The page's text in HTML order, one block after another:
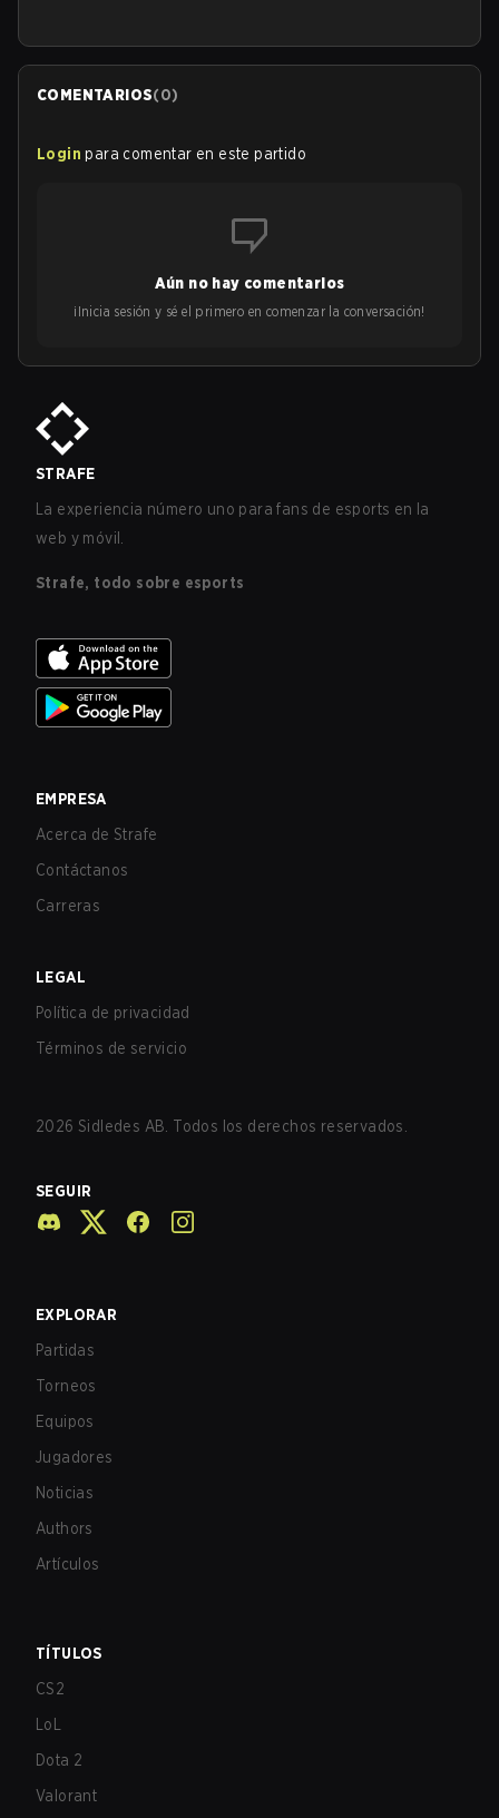
COMENTARIOS(0)
Login para comentar en este partido
Aún no hay comentarios
¡Inicia sesión y sé el primero en comenzar la conversación!
STRAFE
La experiencia número uno para fans de esports en la
web y móvil.
Strafe, todo sobre esports
EMPRESA
Acerca de Strafe
Contáctanos
Carreras
LEGAL
Política de privacidad
Términos de servicio
2026 Sidledes AB. Todos los derechos reservados.
SEGUIR
EXPLORAR
Partidas
Torneos
Equipos
Jugadores
Noticias
Authors
Artículos
TÍTULOS
CS2
LoL
Dota 2
Valorant